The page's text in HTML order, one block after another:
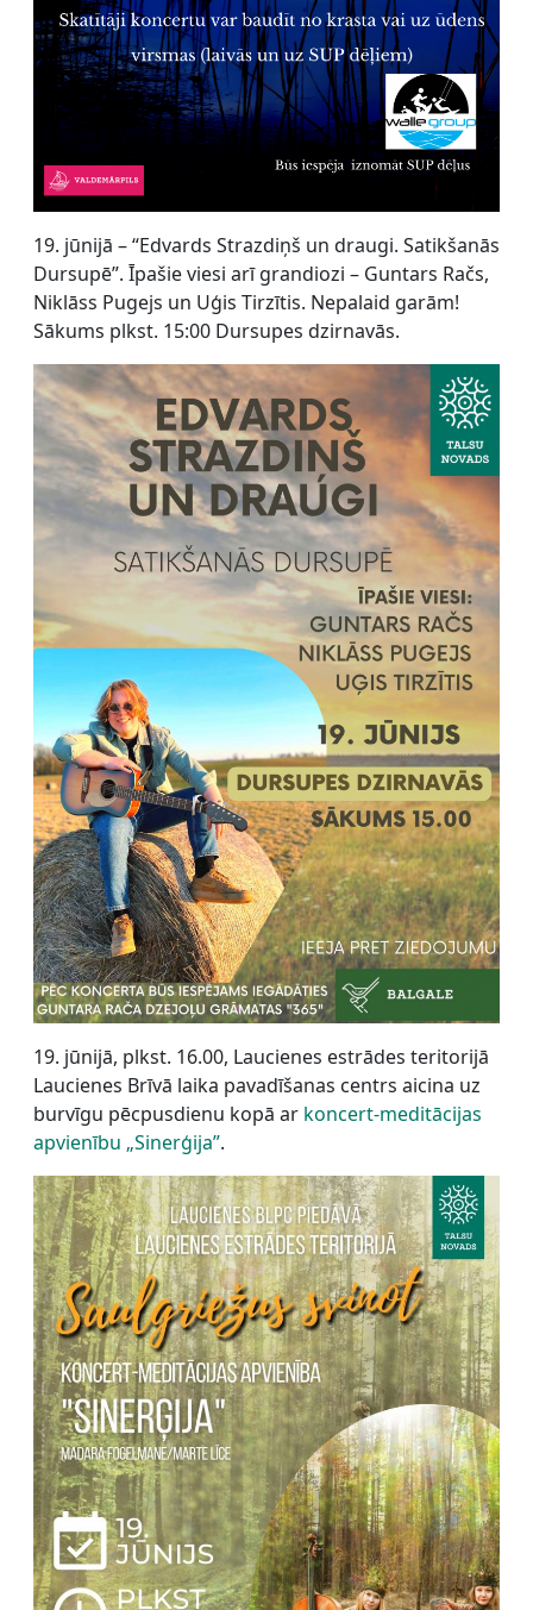
19. jūnijā – “Edvards Strazdiņš un draugi. Satikšanās
Dursupē”. Īpašie viesi arī grandiozi – Guntars Račs,
Niklāss Pugejs un Uģis Tirzītis. Nepalaid garām!
Sākums plkst. 15:00 Dursupes dzirnavās.
19. jūnijā, plkst. 16.00, Laucienes estrādes teritorijā
Laucienes Brīvā laika pavadīšanas centrs aicina uz
burvīgu pēcpusdienu kopā ar koncert-meditācijas
apvienību „Sinerģija”.